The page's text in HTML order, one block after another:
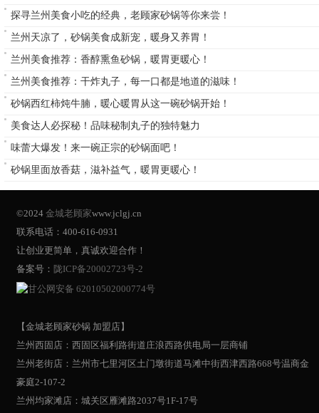
探寻兰州美食小吃的经典，老顾家砂锅等你来尝！
兰州天凉了，砂锅美食成新宠，暖身又养胃！
兰州美食推荐：香醇熏鱼砂锅，暖胃更暖心！
兰州美食推荐：干炸丸子，每一口都是地道的滋味！
砂锅西红柿炖牛腩，暖心暖胃从这一碗砂锅开始！
美食达人必探秘！品味秘制丸子的独特魅力
味蕾大爆发！来一碗正宗的砂锅面吧！
砂锅里面放香菇，滋补益气，暖胃更暖心！
©2024金城老顾家www.jclgj.cn
联系电话：400-616-0931
让创业更简单，真诚欢迎合作！
备案号： 陇ICP备20002723号-2
甘公网安备 62010502000774号
【金城老顾家砂锅 加盟店】
兰州西固店：西固区福利路街道庄浪西路供电局一层商铺
兰州老街店：兰州市七里河区土门墩街道马滩中街西津西路668号温商金
豪庭2-107-2
兰州均家滩店：城关区雁滩路2037号1F-17号